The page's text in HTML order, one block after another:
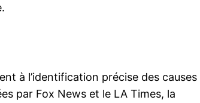
à l’identification précise des causes
par Fox News et le LA Times, la